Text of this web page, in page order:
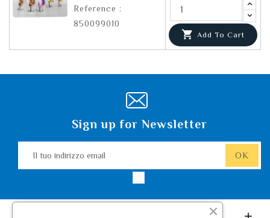
Reference :
850099010
 Add To Cart
Sign up for Newsletter